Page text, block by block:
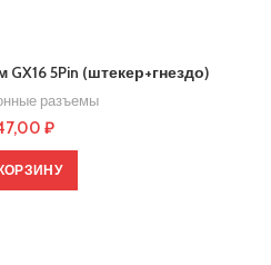
5Pin (штекер+гнездо)
разъемы
₽